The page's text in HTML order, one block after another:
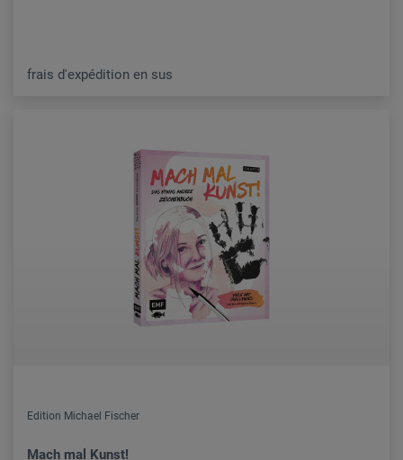
frais d'expédition en sus
Edition Michael Fischer
Mach mal Kunst!